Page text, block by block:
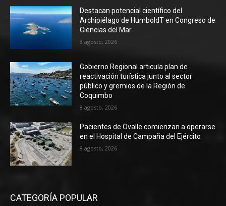
Destacan potencial científico del
Archipiélago de HumboldT en Congreso de
Ciencias del Mar
8 agosto, 2026
Gobierno Regional articula plan de
reactivación turística junto al sector
público y gremios de la Región de
Coquimbo
8 agosto, 2026
Pacientes de Ovalle comienzan a operarse
en el Hospital de Campaña del Ejército
8 agosto, 2026
CATEGORÍA POPULAR